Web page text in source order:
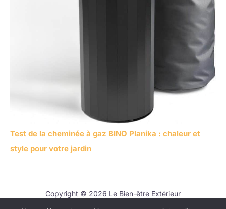
Test de la cheminée à gaz BINO Planika : chaleur et
style pour votre jardin
Copyright © 2026 Le Bien-être Extérieur